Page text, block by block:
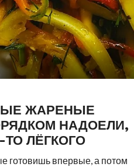
ЖАРЕНЫЕ
НАДОЕЛИ,
ЛЁГКОГО
готовишь впервые, а потом